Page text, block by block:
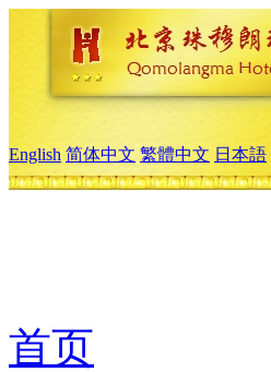
English 简体中文 繁體中文 日本語
首页